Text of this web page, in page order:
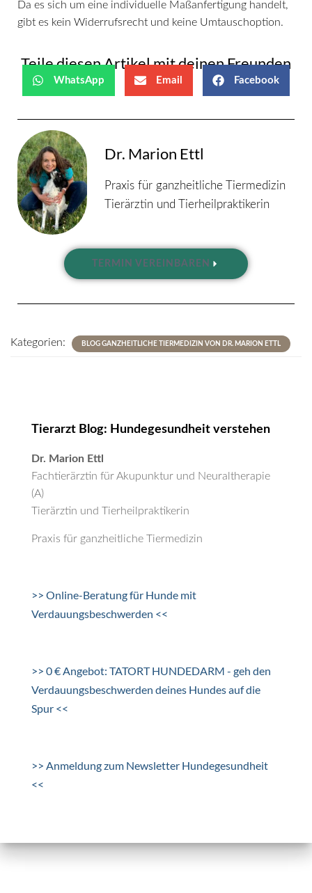
Da es sich um eine individuelle Maßanfertigung handelt,
gibt es kein Widerrufsrecht und keine Umtauschoption.
Teile diesen Artikel mit deinen Freunden
WhatsApp Email Facebook
Dr. Marion Ettl
Praxis für ganzheitliche Tiermedizin
Tierärztin und Tierheilpraktikerin
TERMIN VEREINBAREN
Kategorien: BLOG GANZHEITLICHE TIERMEDIZIN VON DR. MARION ETTL
Tierarzt Blog: Hundegesundheit verstehen
Dr. Marion Ettl
Fachtierärztin für Akupunktur und Neuraltherapie
(A)
Tierärztin und Tierheilpraktikerin
Praxis für ganzheitliche Tiermedizin
>> Online-Beratung für Hunde mit
Verdauungsbeschwerden <<
>> 0 € Angebot: TATORT HUNDEDARM - geh den
Verdauungsbeschwerden deines Hundes auf die
Spur <<
>> Anmeldung zum Newsletter Hundegesundheit
<<